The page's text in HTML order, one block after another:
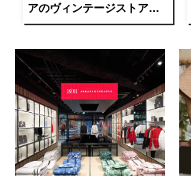
アのヴィンテージストア
「tay」がオープン。